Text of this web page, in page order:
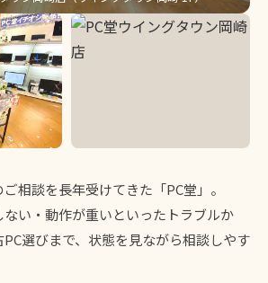
相談を長年受けてきた「PC堂」。
い・動作が重いといったトラブルか
選びまで、状態を見ながら相談しやす